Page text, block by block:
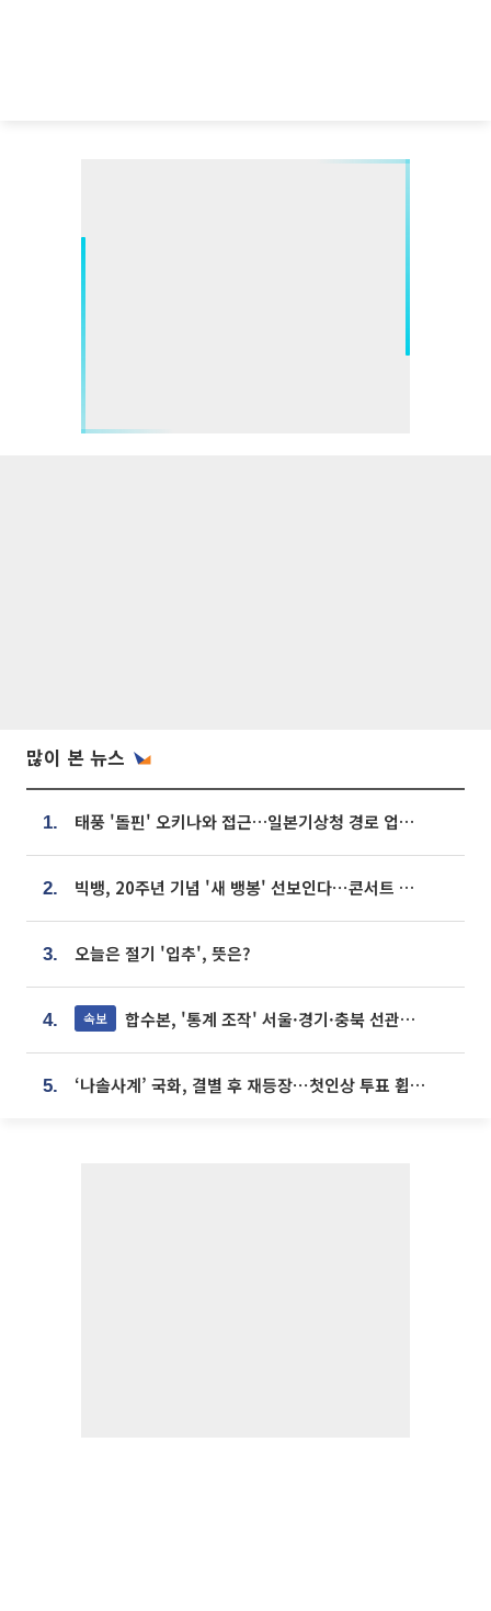
많이 본 뉴스
1. 태풍 '돌핀' 오키나와 접근…일본기상청 경로 업데이트
2. 빅뱅, 20주년 기념 '새 뱅봉' 선보인다⋯콘서트 앞두고 팝업 개최
3. 오늘은 절기 '입추', 뜻은?
4. 속보 합수본, '통계 조작' 서울·경기·충북 선관위 등 추가 압수수색
5. ‘나솔사계’ 국화, 결별 후 재등장⋯첫인상 투표 휩쓸고 ‘인기녀’ 등극